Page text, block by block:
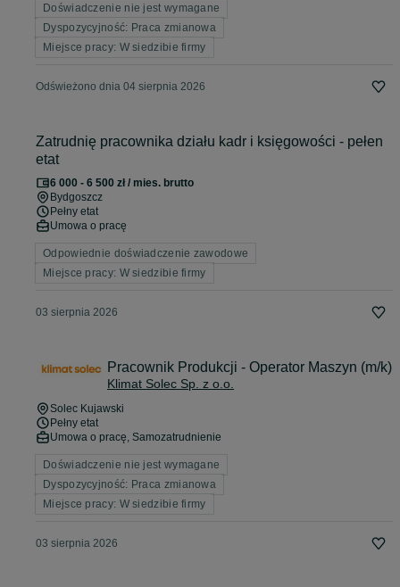
Doświadczenie nie jest wymagane
Dyspozycyjność: Praca zmianowa
Miejsce pracy: W siedzibie firmy
Odświeżono dnia 04 sierpnia 2026
Zatrudnię pracownika działu kadr i księgowości - pełen
etat
6 000 - 6 500 zł / mies. brutto
Bydgoszcz
Pełny etat
Umowa o pracę
Odpowiednie doświadczenie zawodowe
Miejsce pracy: W siedzibie firmy
03 sierpnia 2026
Pracownik Produkcji - Operator Maszyn (m/k)
Klimat Solec Sp. z o.o.
Solec Kujawski
Pełny etat
Umowa o pracę, Samozatrudnienie
Doświadczenie nie jest wymagane
Dyspozycyjność: Praca zmianowa
Miejsce pracy: W siedzibie firmy
03 sierpnia 2026